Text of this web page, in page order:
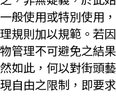
一般使用或特別使用
理規則加以規範。若
物管理不可避免之結
然如此，何以對街頭
現自由之限制，即要